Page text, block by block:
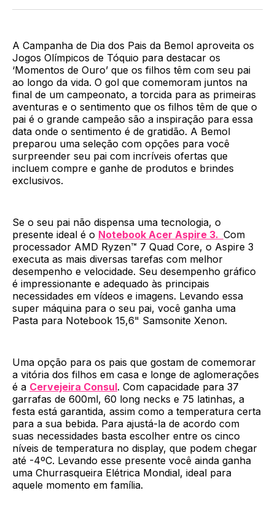
BlueSkyTwitterFacebook
LinkedInWhatsApp
Email
A Campanha de Dia dos Pais da Bemol aproveita os
Jogos Olímpicos de Tóquio para destacar os
‘Momentos de Ouro’ que os filhos têm com seu pai
ao longo da vida. O gol que comemoram juntos na
final de um campeonato, a torcida para as primeiras
aventuras e o sentimento que os filhos têm de que o
pai é o grande campeão são a inspiração para essa
data onde o sentimento é de gratidão. A Bemol
preparou uma seleção com opções para você
surpreender seu pai com incríveis ofertas que
incluem compre e ganhe de produtos e brindes
exclusivos.
Se o seu pai não dispensa uma tecnologia, o
presente ideal é o Notebook Acer Aspire 3. Com
processador AMD Ryzen™ 7 Quad Core, o Aspire 3
executa as mais diversas tarefas com melhor
desempenho e velocidade. Seu desempenho gráfico
é impressionante e adequado às principais
necessidades em vídeos e imagens. Levando essa
super máquina para o seu pai, você ganha uma
Pasta para Notebook 15,6" Samsonite Xenon.
Uma opção para os pais que gostam de comemorar
a vitória dos filhos em casa e longe de aglomerações
é a Cervejeira Consul. Com capacidade para 37
garrafas de 600ml, 60 long necks e 75 latinhas, a
festa está garantida, assim como a temperatura certa
para a sua bebida. Para ajustá-la de acordo com
suas necessidades basta escolher entre os cinco
níveis de temperatura no display, que podem chegar
até -4ºC. Levando esse presente você ainda ganha
uma Churrasqueira Elétrica Mondial, ideal para
aquele momento em família.